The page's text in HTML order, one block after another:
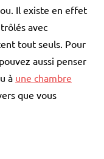
Il existe en effet
avec
tout seuls. Pour
aussi penser
à une chambre
que vous